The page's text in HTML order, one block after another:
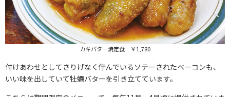
カキバター焼定食 ￥1,780
付けあわせとしてさりげなく佇んでいるソテーされたベーコンも、
いい味を出していて牡蠣バターを引き立てています。